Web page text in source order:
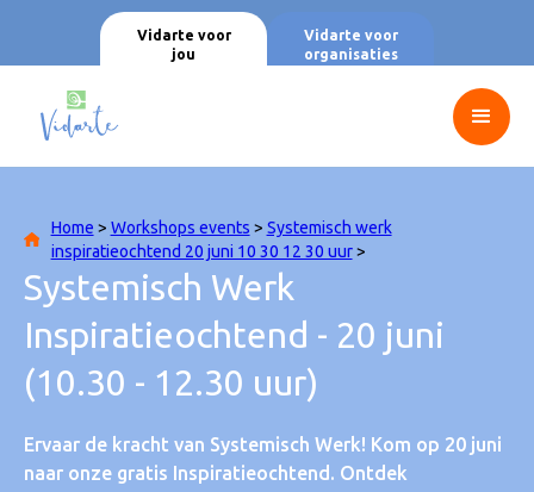
Vidarte voor
jou
Vidarte voor
organisaties
Home > Workshops events > Systemisch werk
inspiratieochtend 20 juni 10 30 12 30 uur>
Systemisch Werk
Inspiratieochtend - 20 juni
(10.30 - 12.30 uur)
Ervaar de kracht van Systemisch Werk! Kom op 20 juni
naar onze gratis Inspiratieochtend. Ontdek